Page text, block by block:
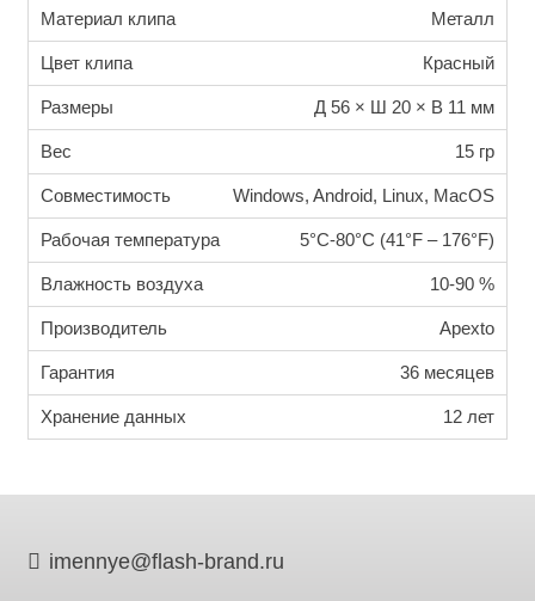
Материал клипа Металл
Цвет клипа Красный
Размеры Д 56 × Ш 20 × В 11 мм
Вес 15 гр
Совместимость Windows, Android, Linux, MacOS
Рабочая температура 5°C-80°C (41°F – 176°F)
Влажность воздуха 10-90 %
Производитель Apexto
Гарантия 36 месяцев
Хранение данных 12 лет
imennye@flash-brand.ru